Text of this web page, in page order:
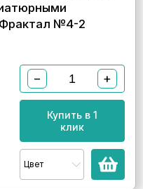
№4-2
− +
Купить в 1
клик
Цвет